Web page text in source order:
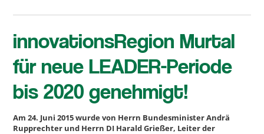
innovationsRegion Murtal
für neue LEADER-Periode
bis 2020 genehmigt!
Am 24. Juni 2015 wurde von Herrn Bundesminister Andrä
Rupprechter und Herrn DI Harald Grießer, Leiter der